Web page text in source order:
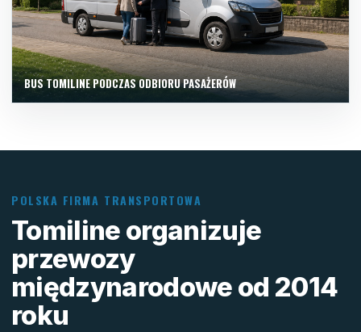
BUS TOMILINE PODCZAS ODBIORU PASAŻERÓW
POLSKA FIRMA TRANSPORTOWA
Tomiline organizuje
przewozy
międzynarodowe od 2014
roku